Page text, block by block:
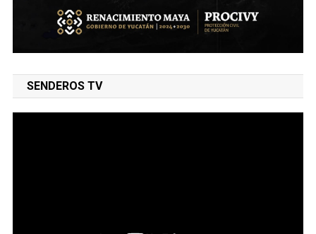
SENDEROS TV